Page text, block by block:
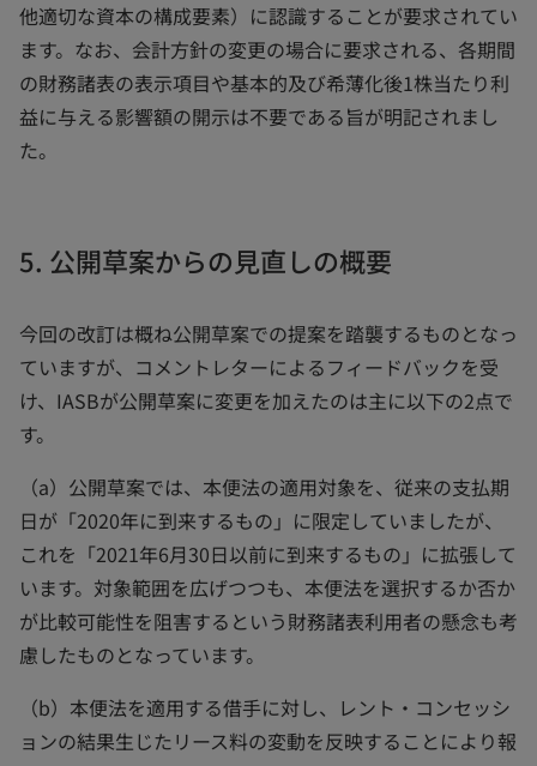
他適切な資本の構成要素）に認識することが要求されてい
ます。なお、会計方針の変更の場合に要求される、各期間
の財務諸表の表示項目や基本的及び希薄化後1株当たり利
益に与える影響額の開示は不要である旨が明記されまし
た。
5. 公開草案からの見直しの概要
今回の改訂は概ね公開草案での提案を踏襲するものとなっ
ていますが、コメントレターによるフィードバックを受
け、IASBが公開草案に変更を加えたのは主に以下の2点で
す。
（a）公開草案では、本便法の適用対象を、従来の支払期
日が「2020年に到来するもの」に限定していましたが、
これを「2021年6月30日以前に到来するもの」に拡張して
います。対象範囲を広げつつも、本便法を選択するか否か
が比較可能性を阻害するという財務諸表利用者の懸念も考
慮したものとなっています。
（b）本便法を適用する借手に対し、レント・コンセッシ
ョンの結果生じたリース料の変動を反映することにより報